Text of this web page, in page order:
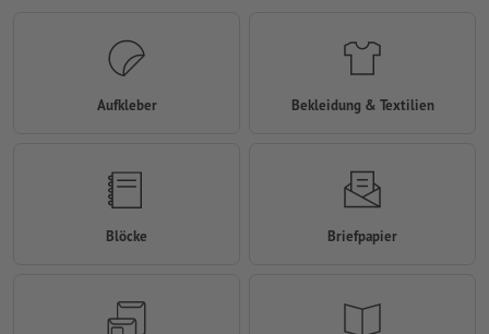
Aufkleber Bekleidung & Textilien
Blöcke Briefpapier